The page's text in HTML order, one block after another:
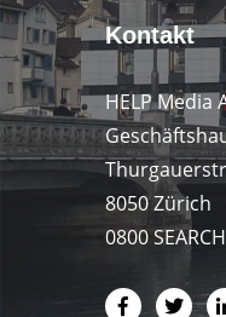
Kontakt
HELP Media
8050 Zürich
0800